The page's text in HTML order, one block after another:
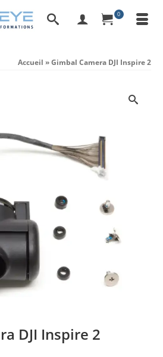
0
Accueil »Gimbal Camera DJI Inspire 2
DJI Inspire 2